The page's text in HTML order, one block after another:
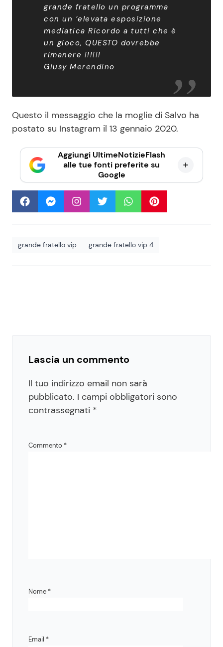
grande fratello un programma
con un ‘elevata esposizione
mediatica Ricordo a tutti che è
un gioco, QUESTO dovrebbe
rimanere !!!!!!
Giusy Merendino
Questo il messaggio che la moglie di Salvo ha
postato su Instagram il 13 gennaio 2020.
Aggiungi UltimeNotizieFlash
alle tue fonti preferite su
Google
grande fratello vip grande fratello vip 4
Lascia un commento
Il tuo indirizzo email non sarà
pubblicato. I campi obbligatori sono
contrassegnati *
Commento *
Nome *
Email *